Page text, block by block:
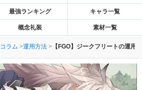
最強ランキング キャラ一覧
概念礼装 素材一覧
コラム 運用方法 【FGO】ジークフリートの運用